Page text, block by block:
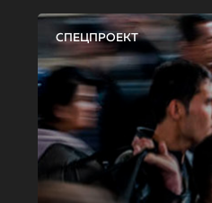
СПЕЦПРОЕКТ